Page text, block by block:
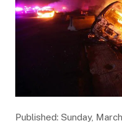
Published: Sunday,